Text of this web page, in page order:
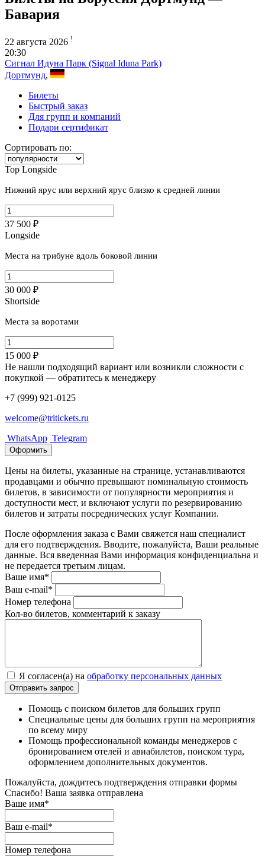
Бавария
22 августа 2026 !
20:30
Сигнал Идуна Парк (Signal Iduna Park)
Дортмунд,
Билеты
Быстрый заказ
Для групп и компаний
Подари сертификат
Сортировать по:
Top Longside
Нижний ярус или верхний ярус близко к средней линии
37 500 ₽
Longside
Места на трибуне вдоль боковой линии
30 000 ₽
Shortside
Места за воротами
15 000 ₽
Не нашли подходящий вариант или возникли сложности с
покупкой — обратитесь к менеджеру
+7 (999) 921-0125
welcome@tritickets.ru
WhatsApp Telegram
Оформить
Цены на билеты, указанные на странице, устанавливаются
продавцами и обычно превышают номинальную стоимость
билетов, в зависимости от популярности мероприятия и
доступности мест, и включают услуги по резервированию
билетов и затраты посреднических услуг Компании.
После оформления заказа с Вами свяжется наш специалист
для его подтверждения. Вводите, пожалуйста, Ваши реальные
данные. Вся введенная Вами информация конфиденциальна и
не передается третьим лицам.
Ваше имя*
Ваш e-mail*
Номер телефона
Кол-во билетов, комментарий к заказу
Я согласен(а) на обработку персональных данных
Помощь с поиском билетов для больших групп
Специальные цены для больших групп на мероприятия
по всему миру
Помощь профессиональной команды менеджеров с
бронированием отелей и авиабилетов, поиском тура,
оформлением дополнительных документов.
Пожалуйста, дождитесь подтверждения отправки формы
Спасибо! Ваша заявка отправлена
Ваше имя*
Ваш e-mail*
Номер телефона